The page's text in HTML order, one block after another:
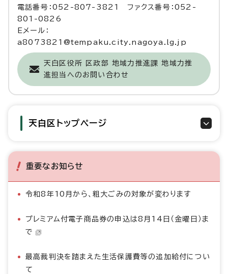
電話番号：052-807-3821 ファクス番号：052-
801-0826
Eメール：
a8073821@tempaku.city.nagoya.lg.jp
天白区役所 区政部 地域力推進課 地域力推
進担当へのお問い合わせ
天白区トップページ
重要なお知らせ
令和8年10月から、粗大ごみの対象が変わります
プレミアム付電子商品券の申込は8月14日（金曜日）ま
で
最高裁判決を踏まえた生活保護費等の追加給付につい
て